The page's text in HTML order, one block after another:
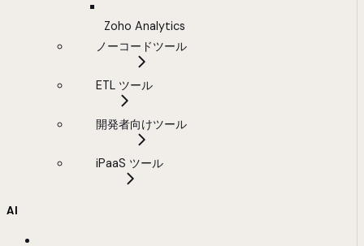
Zoho Analytics
ノーコードツール
ETL ツール
開発者向けツール
iPaaS ツール
AI